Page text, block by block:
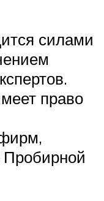
силами
право
Пробирной